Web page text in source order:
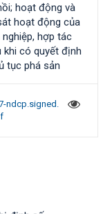
hoạt động và
hoạt động của
nghiệp, hợp tác
khi có quyết định
tục phá sản
ndcp.signed.